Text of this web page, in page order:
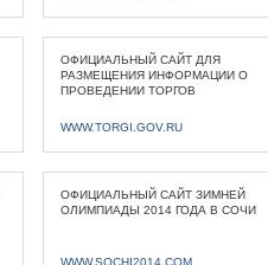
ОФИЦИАЛЬНЫЙ САЙТ ДЛЯ
РАЗМЕЩЕНИЯ ИНФОРМАЦИИ О
ПРОВЕДЕНИИ ТОРГОВ
WWW.TORGI.GOV.RU
ОФИЦИАЛЬНЫЙ САЙТ ЗИМНЕЙ
ОЛИМПИАДЫ 2014 ГОДА В СОЧИ
WWW.SOCHI2014.COM